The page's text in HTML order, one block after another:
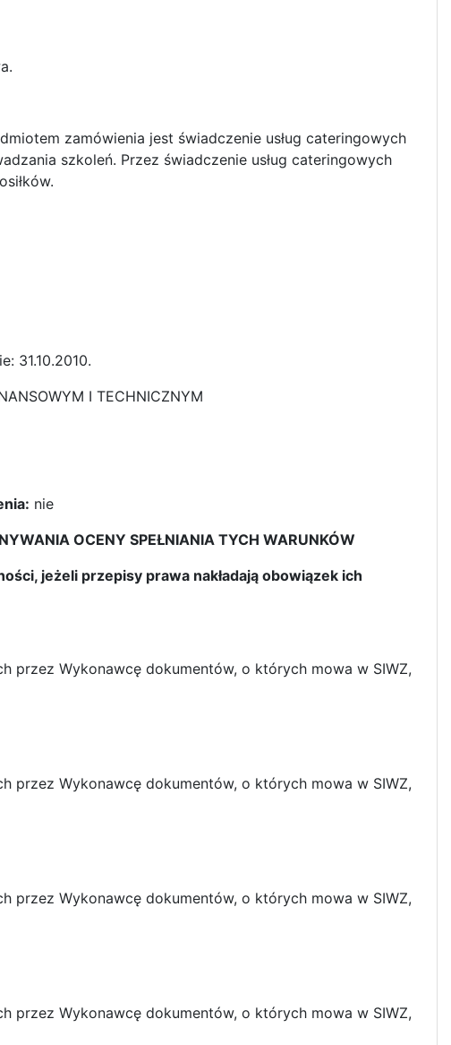
zamówienia jest świadczenie usług cateringowych
szkoleń. Przez świadczenie usług cateringowych
31.10.2010.
I TECHNICZNYM
nie
OCENY SPEŁNIANIA TYCH WARUNKÓW
jeżeli przepisy prawa nakładają obowiązek ich
przez Wykonawcę dokumentów, o których mowa w SIWZ,
przez Wykonawcę dokumentów, o których mowa w SIWZ,
przez Wykonawcę dokumentów, o których mowa w SIWZ,
przez Wykonawcę dokumentów, o których mowa w SIWZ,